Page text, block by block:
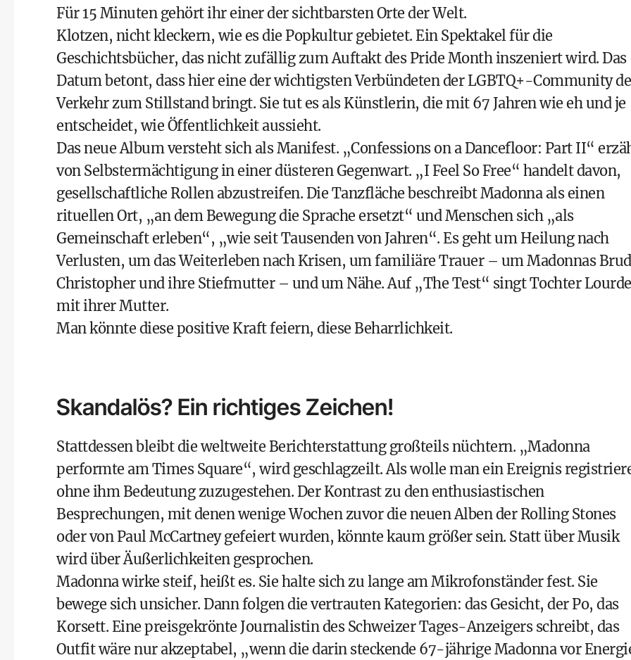
Für 15 Minuten gehört ihr einer der sichtbarsten Orte der Welt.
Klotzen, nicht kleckern, wie es die Popkultur gebietet. Ein Spektakel für die
Geschichtsbücher, das nicht zufällig zum Auftakt des Pride Month inszeniert wird. Das
Datum betont, dass hier eine der wichtigsten Verbündeten der LGBTQ+-­Community
Verkehr zum Stillstand bringt. Sie tut es als Künstlerin, die mit 67 Jahren wie eh und je
entscheidet, wie Öffentlichkeit aussieht.
Das neue Album versteht sich als Manifest. „Confessions on a Dancefloor: Part II“
von Selbstermächtigung in einer düsteren Gegenwart. „I Feel So Free“ handelt davon,
gesellschaftliche Rollen abzustreifen. Die Tanzfläche beschreibt Madonna als einen
rituellen Ort, „an dem Bewegung die Sprache ersetzt“ und Menschen sich „als
Gemeinschaft erleben“, „wie seit Tausenden von Jahren“. Es geht um Heilung nach
Verlusten, um das Weiterleben nach Krisen, um familiäre Trauer – um Madonnas
Christopher und ihre Stiefmutter – und um Nähe. Auf „The Test“ singt Tochter
mit ihrer Mutter.
Man könnte diese positive Kraft feiern, diese Beharrlichkeit.
Skandalös? Ein richtiges Zeichen!
Stattdessen bleibt die weltweite Berichterstattung großteils nüchtern. „Madonna
performte am Times Square“, wird geschlagzeilt. Als wolle man ein Ereignis
ohne ihm Bedeutung zuzugestehen. Der Kontrast zu den enthusiastischen
Besprechungen, mit denen wenige Wochen zuvor die neuen Alben der Rolling Stones
oder von Paul McCartney gefeiert wurden, könnte kaum größer sein. Statt über Musik
wird über Äußerlichkeiten gesprochen.
Madonna wirke steif, heißt es. Sie halte sich zu lange am Mikrofonständer fest. Sie
bewege sich unsicher. Dann folgen die vertrauten Kategorien: das Gesicht, der Po, das
Korsett. Eine preisgekrönte Journalistin des Schweizer Tages-Anzeigers schreibt, das
Outfit wäre nur akzeptabel, „wenn die darin steckende 67-jährige Madonna vor